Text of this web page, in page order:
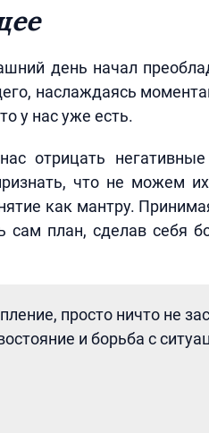
день начал
наслаждаясь
у нас уже есть.
отрицать
что не можем
как мантру.
сам план, сделав себя
просто ничто не
и борьба с